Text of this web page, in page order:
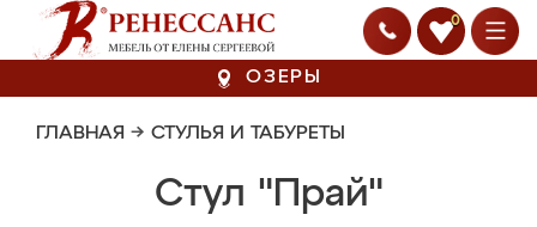
0
ОЗЕРЫ
ГЛАВНАЯ → СТУЛЬЯ И ТАБУРЕТЫ
Стул "Прай"